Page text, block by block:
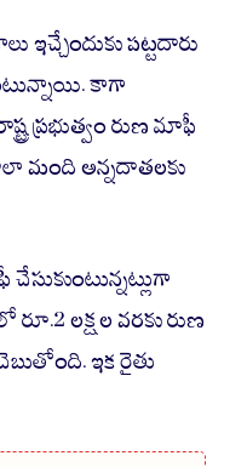
ఇచ్చేందుకు పట్టదారు
కాగా
ప్రభుత్వం రుణ మాఫీ
మంది అన్నదాతలకు
లక్షల వరకు రుణ
ఇక రైతు